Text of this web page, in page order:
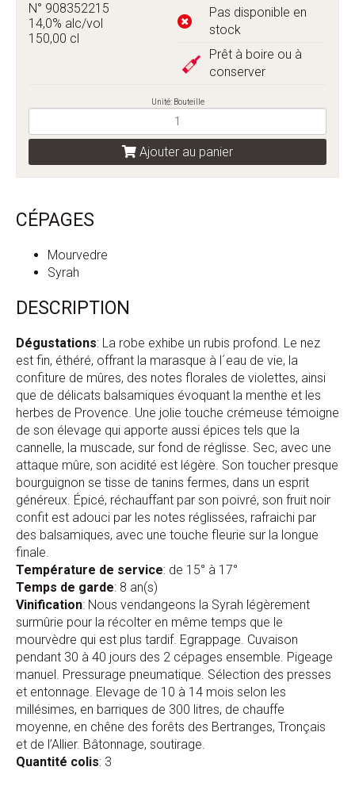
Pas disponible en
stock
Prêt à boire ou à
conserver
N° 908352215
14,0% alc/vol
150,00 cl
Unité: Bouteille
Ajouter au panier
CÉPAGES
Mourvedre
Syrah
DESCRIPTION
Dégustations: La robe exhibe un rubis profond. Le nez
est fin, éthéré, offrant la marasque à l´eau de vie, la
confiture de mûres, des notes florales de violettes, ainsi
que de délicats balsamiques évoquant la menthe et les
herbes de Provence. Une jolie touche crémeuse témoigne
de son élevage qui apporte aussi épices tels que la
cannelle, la muscade, sur fond de réglisse. Sec, avec une
attaque mûre, son acidité est légère. Son toucher presque
bourguignon se tisse de tanins fermes, dans un esprit
généreux. Épicé, réchauffant par son poivré, son fruit noir
confit est adouci par les notes réglissées, rafraichi par
des balsamiques, avec une touche fleurie sur la longue
finale.
Température de service: de 15° à 17°
Temps de garde: 8 an(s)
Vinification: Nous vendangeons la Syrah légèrement
surmûrie pour la récolter en même temps que le
mourvèdre qui est plus tardif. Egrappage. Cuvaison
pendant 30 à 40 jours des 2 cépages ensemble. Pigeage
manuel. Pressurage pneumatique. Sélection des presses
et entonnage. Elevage de 10 à 14 mois selon les
millésimes, en barriques de 300 litres, de chauffe
moyenne, en chêne des forêts des Bertranges, Tronçais
et de l’Allier. Bâtonnage, soutirage.
Quantité colis: 3